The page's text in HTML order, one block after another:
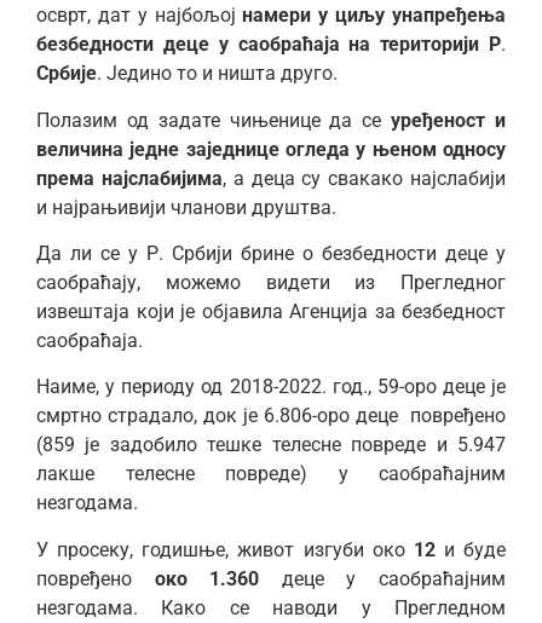
осврт, дат у најбољојнамери у циљу унапређења
безбедности деце у саобраћаја на територији Р.
Србије. Једино то и ништа друго.
Полазим од задате чињенице да сеуређеност и
величина једне заједнице огледа у њеном односу
према најслабијима, а деца су свакако најслабији
и најрањивији чланови друштва.
Да ли се у Р. Србији брине о безбедности деце у
саобраћају, можемо видети из Прегледног
извештаја који је објавила Агенција за безбедност
саобраћаја.
Наиме, у периоду од 2018-2022. год., 59-оро деце је
смртно страдало, док је 6.806-оро деце повређено
(859 је задобило тешке телесне повреде и 5.947
лакше телесне повреде) у саобраћајним
незгодама.
У просеку, годишње, живот изгуби око 12и буде
повређено око 1.360 деце у саобраћајним
незгодама. Како се наводи у Прегледном